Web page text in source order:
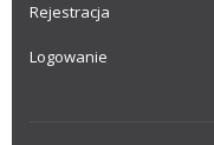
Rejestracja
Logowanie